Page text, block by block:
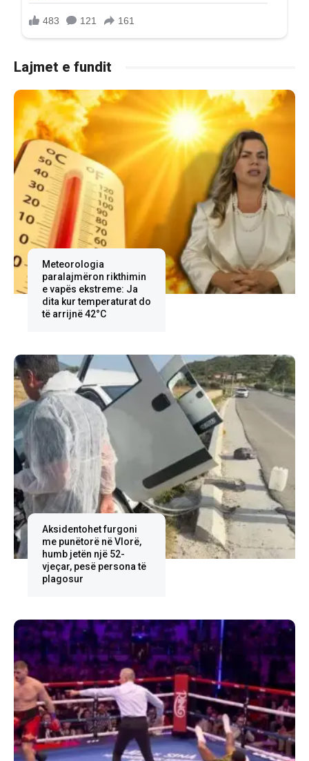
Lajmet e fundit
Meteorologia
paralajmëron rikthimin
e vapës ekstreme: Ja
dita kur temperaturat do
të arrijnë 42°C
Aksidentohet furgoni
me punëtorë në Vlorë,
humb jetën një 52-
vjeçar, pesë persona të
plagosur